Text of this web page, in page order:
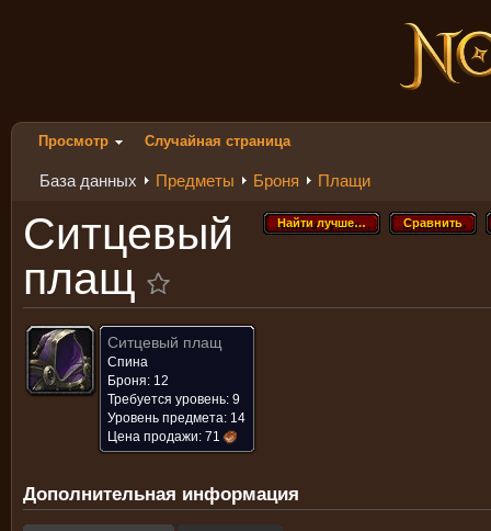
Просмотр Случайная страница
База данных Предметы Броня Плащи
Сравнить
Сравнить
Найти лучше…
Найти лучше…
Ситцевый
плащ
Ситцевый плащ
Спина
Броня: 12
Требуется уровень: 9
Уровень предмета: 14
Цена продажи: 71
Дополнительная информация